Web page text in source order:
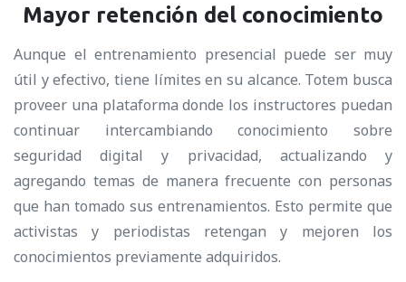
Mayor retención del conocimiento
Aunque el entrenamiento presencial puede ser muy
útil y efectivo, tiene límites en su alcance. Totem busca
proveer una plataforma donde los instructores puedan
continuar intercambiando conocimiento sobre
seguridad digital y privacidad, actualizando y
agregando temas de manera frecuente con personas
que han tomado sus entrenamientos. Esto permite que
activistas y periodistas retengan y mejoren los
conocimientos previamente adquiridos.